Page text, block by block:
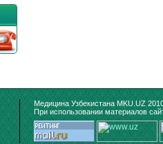
Медицина Узбекистана MKU.UZ
При использовании материалов